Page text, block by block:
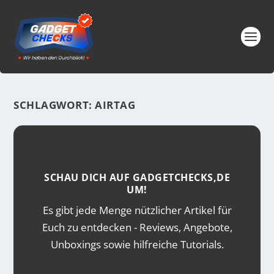
SCHLAGWORT:AIRTAG
SCHAU DICH AUF GADGETCHECKS,DE
UM!
Es gibt jede Menge nützlicher Artikel für
Euch zu entdecken - Reviews, Angebote,
Unboxings sowie hilfreiche Tutorials.